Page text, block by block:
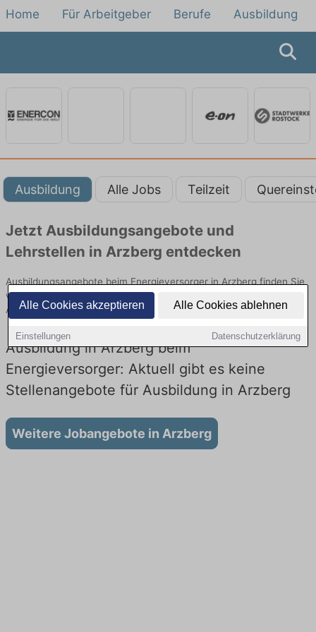
Alle Cookies akzeptieren Alle Cookies ablehnen
Einstellungen Datenschutzerklärung
Home Für Arbeitgeber Berufe Ausbildung
Ausbildung Alle Jobs Teilzeit
Jetzt Ausbildungsangebote und
Lehrstellen in Arzberg entdecken
Ausbildungsangebote beim Energieversorger in Arzberg finden Sie
von namhaften Firmen. Entdecken Sie freie Optionen von Top-
Arbeitgebern und bewerben Sie sich noch heute.
Ausbildung in Arzberg beim
Energieversorger: Aktuell gibt es keine
Stellenangebote für Ausbildung in Arzberg
Weitere Jobangebote in Arzberg